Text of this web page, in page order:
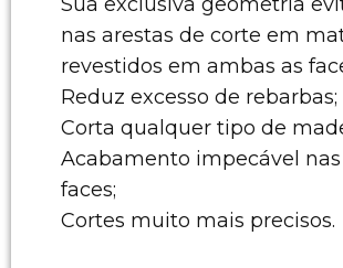
nas arestas de corte em
revestidos em ambas as
Reduz excesso de rebarbas;
Corta qualquer tipo de
Acabamento impecável
faces;
Cortes muito mais precisos.